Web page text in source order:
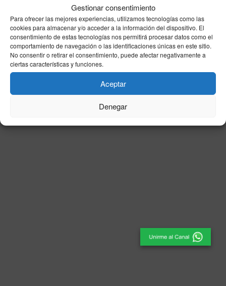
Gestionar consentimiento
Para ofrecer las mejores experiencias, utilizamos tecnologías como las
cookies para almacenar y/o acceder a la información del dispositivo. El
consentimiento de estas tecnologías nos permitirá procesar datos como el
comportamiento de navegación o las identificaciones únicas en este sitio.
No consentir o retirar el consentimiento, puede afectar negativamente a
ciertas características y funciones.
Aceptar
Denegar
Publicidad Aviso Legal
Política de privacidad
Política de cookies
Unpu Group Solutions SL
El Periódico de Ceuta - Medio de Comunicación